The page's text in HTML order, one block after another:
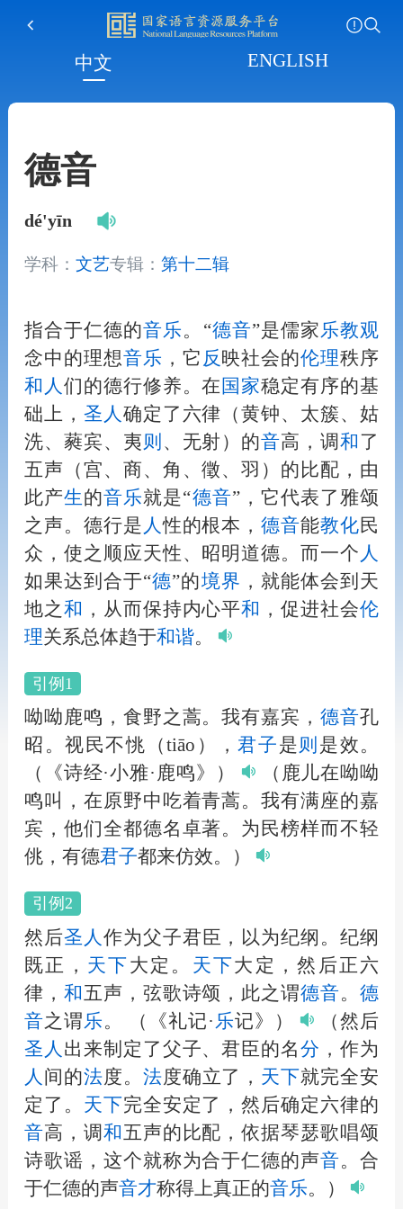
中文 ENGLISH
德音
dé'yīn
学科： 文艺专辑： 第十二辑
指合于仁德的音乐。“德音”是儒家乐教观
念中的理想音乐 ，它 反 映社会的伦理秩序
和 人 们的德行修养。在 国家稳定有序的基
础上， 圣 人 确定了六律（黄钟、太簇、姑
洗、蕤宾、夷则 、无射）的音高，调和 了
五声（宫、商、角、徵、羽）的比配，由
此产生的音乐就是“德音”，它代表了雅颂
之声。德行是 人性的根本，德音能教化民
众，使之顺应天性、昭明道德。而一个 人
如果达到合于“德”的境界 ，就能体会到天
地之和 ，从而保持内心平和 ，促进社会伦
理关系总体趋于和谐。
引例1
呦呦鹿鸣，食野之蒿。我有嘉宾，德音孔
昭。视民不恌（tiāo），君子是则 是效。
（《诗经·小雅·鹿鸣》）
（鹿儿在呦呦
鸣叫，在原野中吃着青蒿。我有满座的嘉
宾，他们全都德名卓著。为民榜样而不轻
佻，有德君子都来仿效。）
引例2
然后圣 人 作为父子君臣，以为纪纲。纪纲
既正， 天下大定。 天下大定，然后正六
律， 和五声，弦歌诗颂，此之谓德音。德
音之谓乐。 （《礼记· 乐记》）
（然后
圣 人 出来制定了父子、君臣的名分 ，作为
人 间的法度。 法度确立了， 天下就完全安
定了。 天下完全安定了，然后确定六律的
音高，调和五声的比配，依据琴瑟歌唱颂
诗歌谣，这个就称为合于仁德的声音。合
于仁德的声音才称得上真正的音乐。）